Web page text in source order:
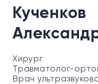
Кученков
Хирург
Травматолог-
Врач